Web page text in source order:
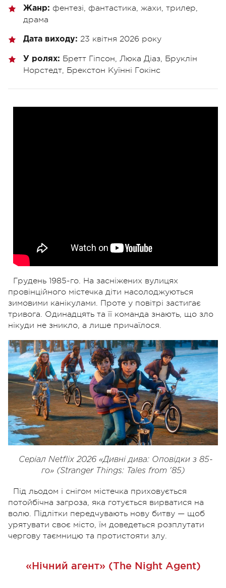
Жанр: фентезі, фантастика, жахи, трилер,
драма
Дата виходу: 23 квітня 2026 року
У ролях: Бретт Гіпсон, Люка Діаз, Бруклін
Норстедт, Брекстон Куїнні Гокінс
Грудень 1985-го. На засніжених вулицях
провінційного містечка діти насолоджуються
зимовими канікулами. Проте у повітрі застигає
тривога. Одинадцять та її команда знають, що зло
нікуди не зникло, а лише причаїлося.
Серіал Netflix 2026 «Дивні дива: Оповідки з 85-
го» (Stranger Things: Tales from '85)
Під льодом і снігом містечка приховується
потойбічна загроза, яка готується вирватися на
волю. Підлітки передчувають нову битву — щоб
урятувати своє місто, їм доведеться розплутати
чергову таємницю та протистояти злу.
«Нічний агент» (The Night Agent)